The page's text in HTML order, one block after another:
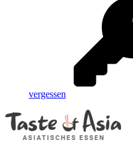
vergessen